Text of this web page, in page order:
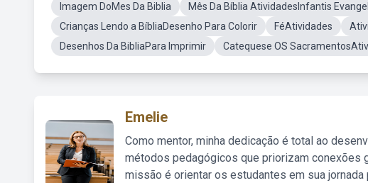
Imagem DoMes Da Biblia
Mês Da Bíblia AtividadesInfantis
Crianças Lendo a BíbliaDesenho Para Colorir
FéAtividades
Desenhos Da BibliaPara Imprimir
Catequese OS
Emelie
Como mentor, minha dedicação é total ao
métodos pedagógicos que priorizam conexões
missão é orientar os estudantes em sua